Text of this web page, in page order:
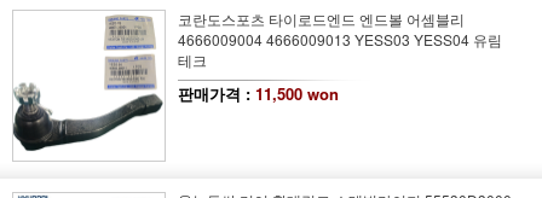
코란도스포츠 타이로드엔드 엔드볼 어셈블리
4666009004 4666009013 YESS03 YESS04 유림
테크
판매가격 : 11,500 won